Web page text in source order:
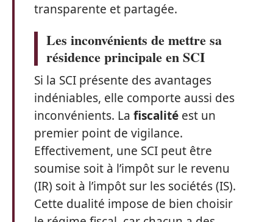
transparente et partagée.
Les inconvénients de mettre sa
résidence principale en SCI
Si la SCI présente des avantages
indéniables, elle comporte aussi des
inconvénients. La fiscalité est un
premier point de vigilance.
Effectivement, une SCI peut être
soumise soit à l’impôt sur le revenu
(IR) soit à l’impôt sur les sociétés (IS).
Cette dualité impose de bien choisir